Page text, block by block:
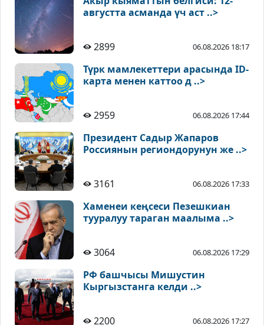
августта асманда үч аст ..>
2899 06.08.2026 18:17
Түрк мамлекеттери арасында ID-
карта менен каттоо д ..>
2959 06.08.2026 17:44
Президент Садыр Жапаров
Россиянын региондорунун же ..>
3161 06.08.2026 17:33
Хаменеи кеңсеси Пезешкиан
тууралуу тараган маалыма ..>
3064 06.08.2026 17:29
РФ башчысы Мишустин
Кыргызстанга келди ..>
2200 06.08.2026 17:27